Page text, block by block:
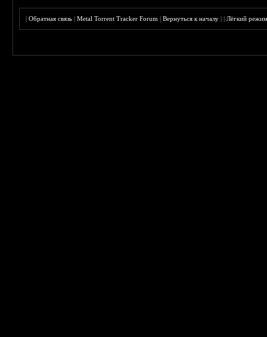
|Обратная связь |Metal Torrent Tracker Forum |Вернуться к началу ||Лёгкий